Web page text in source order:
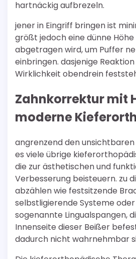
hartnäckig aufbrezeln.
jener in Eingriff bringen ist
größt jedoch eine dünne Höhe
abgetragen wird, um Puffer
einbringen. dasjenige
Wirklichkeit obendrein
Zahnkorrektur mit
moderne
angrenzend den
es viele übrige
die zur ästhetischen und
Verbesserung beisteuern. zu
abzählen wie festsitzende
selbstligierende Systeme
sogenannte Lingualspangen,
Innenseite dieser Beißer
dadurch nicht wahrnehmbar